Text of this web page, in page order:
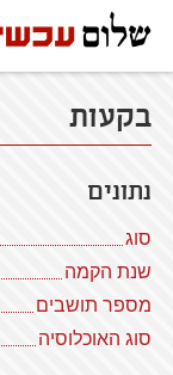
בקעות
נתונים
סוג
שנת הקמה
מספר תושבים
סוג האוכלוסיה